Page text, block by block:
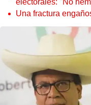
Una fractura